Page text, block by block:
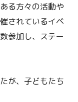
る方々の活動や
されているイベ
参加し、ステー
が、子どもたち